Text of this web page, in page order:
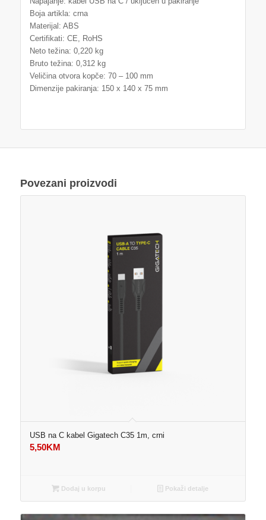
Boja artikla: crna
Materijal: ABS
Certifikati: CE, RoHS
Neto težina: 0,220 kg
Bruto težina: 0,312 kg
Veličina otvora kopče: 70 – 100 mm
Dimenzije pakiranja: 150 x 140 x 75 mm
Povezani proizvodi
USB na C kabel Gigatech C35 1m, crni
5,50KM
Dodaj u korpu Pokaži detalje